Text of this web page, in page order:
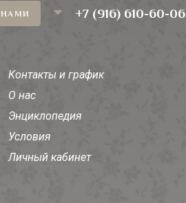
+7 (916) 610-60-06
Контакты и график
О нас
Энциклопедия
Условия
Личный кабинет